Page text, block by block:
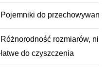
Pojemniki do
Różnorodność rozmiarów,
łatwe do czyszczenia